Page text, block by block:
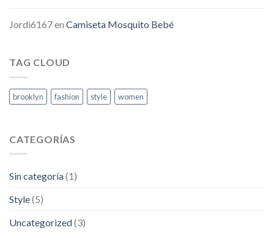
Jordi6167en Camiseta Mosquito Bebé
TAG CLOUD
brooklyn fashion style women
CATEGORÍAS
Sin categoría(1)
Style(5)
Uncategorized(3)